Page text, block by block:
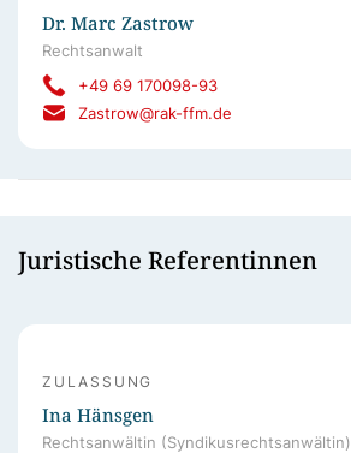
Dr. Marc Zastrow
Rechtsanwalt
+49 69 170098-93
Zastrow@rak-ffm.de
Juristische Referentinnen
ZULASSUNG
Ina Hänsgen
Rechtsanwältin (Syndikusrechtsanwältin)